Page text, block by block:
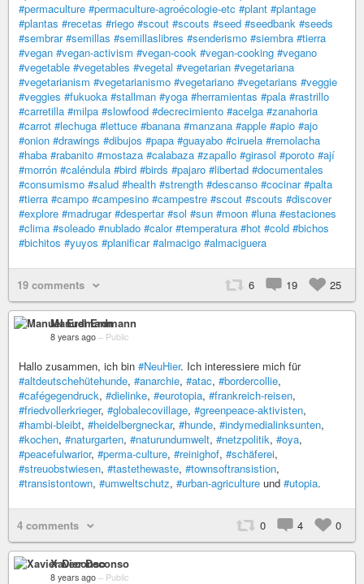
#permaculture #permaculture-agroécologie-etc #plant #plantage
#plantas #recetas #riego #scout #scouts #seed #seedbank #seeds
#sembrar #semillas #semillaslibres #senderismo #siembra #tierra
#vegan #vegan-activism #vegan-cook #vegan-cooking #vegano
#vegetable #vegetables #vegetal #vegetarian #vegetariana
#vegetarianism #vegetarianismo #vegetariano #vegetarians #veggie
#veggies #fukuoka #stallman #yoga #herramientas #pala #rastrillo
#carretilla #milpa #slowfood #decrecimiento #acelga #zanahoria
#carrot #lechuga #lettuce #banana #manzana #apple #apio #ajo
#onion #drawings #dibujos #papa #guayabo #ciruela #remolacha
#haba #rabanito #mostaza #calabaza #zapallo #girasol #poroto #ají
#morrón #caléndula #bird #birds #pajaro #libertad #documentales
#consumismo #salud #health #strength #descanso #cocinar #palta
#tierra #campo #campesino #campestre #scout #scouts #discover
#explore #madrugar #despertar #sol #sun #moon #luna #estaciones
#clima #soleado #nublado #calor #temperatura #hot #cold #bichos
#bichitos #yuyos #planificar #almacigo #almaciguera
19 comments 6 19 25
Manuel Erdmann
8 years ago – Public
Hallo zusammen, ich bin #NeuHier. Ich interessiere mich für
#altdeutschehütehunde, #anarchie, #atac, #bordercollie,
#cafégegendruck, #dielinke, #eurotopia, #frankreich-reisen,
#friedvollerkrieger, #globalecovillage, #greenpeace-aktivisten,
#hambi-bleibt, #heidelbergneckar, #hunde, #indymedialinksunten,
#kochen, #naturgarten, #naturundumwelt, #netzpolitik, #oya,
#peacefulwarior, #perma-culture, #reinighof, #schäferei,
#streuobstwiesen, #tastethewaste, #townsoftransistion,
#transistontown, #umweltschutz, #urban-agriculture und #utopia.
4 comments 0 4 0
Xavier Deconso
8 years ago – Public